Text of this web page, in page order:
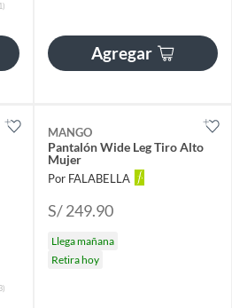
Agregar
MANGO
Pantalón Wide Leg Tiro Alto
Mujer
Por FALABELLA
S/ 249.90
Llega mañana
Retira hoy